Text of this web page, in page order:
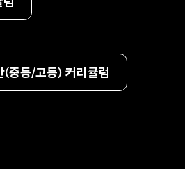
중등/고등) 커리큘럼